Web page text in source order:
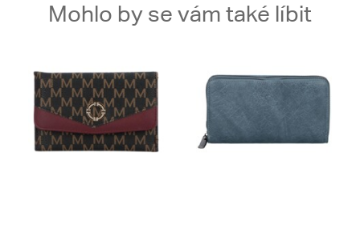
Mohlo by se vám také líbit